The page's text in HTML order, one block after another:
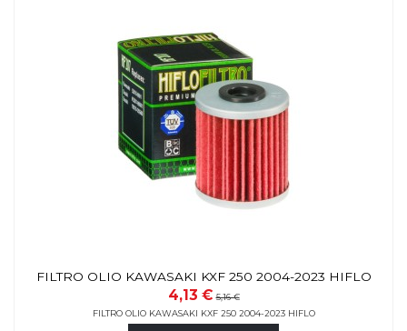
FILTRO OLIO KAWASAKI KXF 250 2004-2023 HIFLO
4,13 €5,16 €
FILTRO OLIO KAWASAKI KXF 250 2004-2023 HIFLO